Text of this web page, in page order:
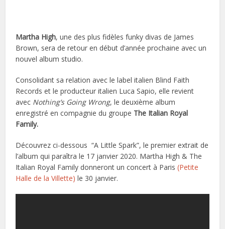
Martha High, une des plus fidèles funky divas de James
Brown, sera de retour en début d’année prochaine avec un
nouvel album studio.
Consolidant sa relation avec le label italien Blind Faith
Records et le producteur italien Luca Sapio, elle revient
avec Nothing’s Going Wrong, le deuxième album
enregistré en compagnie du groupe The Italian Royal
Family.
Découvrez ci-dessous “A Little Spark”, le premier extrait de
l’album qui paraîtra le 17 janvier 2020. Martha High & The
Italian Royal Family donneront un concert à Paris(Petite
Halle de la Villette)le 30 janvier.